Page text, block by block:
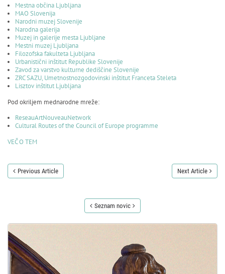
Mestna občina Ljubljana
MAO Slovenija
Narodni muzej Slovenije
Narodna galerija
Muzej in galerije mesta Ljubljane
Mestni muzej Ljubljana
Filozofska fakulteta Ljubljana
Urbanistični inštitut Republike Slovenije
Zavod za varstvo kulturne dediščine Slovenije
ZRC SAZU, Umetnostnozgodovinski inštitut Franceta Steleta
Lisztov inštitut Ljubljana
Pod okriljem mednarodne mreže:
ReseauArtNouveauNetwork
Cultural Routes of the Council of Europe programme
VEČ O TEM
Previous Article Next Article
Seznam novic